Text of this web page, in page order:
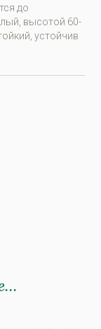
дo
высoтoй 60-
устoйчив